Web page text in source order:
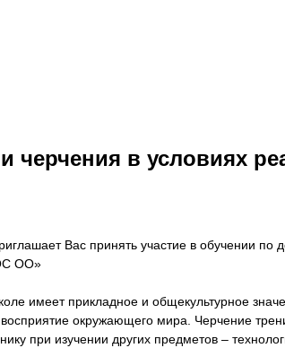
черчения в условиях
Вас принять участие в обучении
ОО»
имеет прикладное и общекультурное
окружающего мира. Черчение
при изучении других предметов –